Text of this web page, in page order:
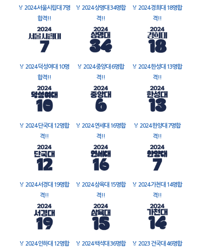
🏅 2024 서울시립대 7명
합격!!
🏅 2024 상명대 34명합
격!!
🏅 2024 경희대 18명합
격!!
🏅 2024 덕성여대 10명
합격!!
🏅 2024 중앙대 6명합
격!!
🏅 2024 한성대 13명합
격!!
🏅 2024 단국대 12명합
격!!
🏅 2024 연세대 16명합
격!!
🏅 2024 한양대 7명합
격!!
🏅 2024 서경대 19명합
격!!
🏅 2024 삼육대 15명합
격!!
🏅 2024 가천대 14명합
격!!
🏅 2024 인하대 12명합
🏅 2024 백석대 36명합
🏅 2023 건국대 46명합